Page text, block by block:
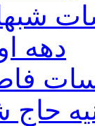
دهه
دوم 95 -